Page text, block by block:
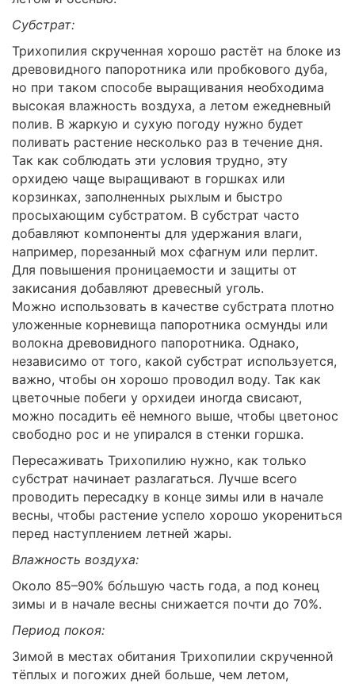
Субстрат:
Трихопилия скрученная хорошо растёт на блоке из
древовидного папоротника или пробкового дуба,
но при таком способе выращивания необходима
высокая влажность воздуха, а летом ежедневный
полив. В жаркую и сухую погоду нужно будет
поливать растение несколько раз в течение дня.
Так как соблюдать эти условия трудно, эту
орхидею чаще выращивают в горшках или
корзинках, заполненных рыхлым и быстро
просыхающим субстратом. В субстрат часто
добавляют компоненты для удержания влаги,
например, порезанный мох сфагнум или перлит.
Для повышения проницаемости и защиты от
закисания добавляют древесный уголь.
Можно использовать в качестве субстрата плотно
уложенные корневища папоротника осмунды или
волокна древовидного папоротника. Однако,
независимо от того, какой субстрат используется,
важно, чтобы он хорошо проводил воду. Так как
цветочные побеги у орхидеи иногда свисают,
можно посадить её немного выше, чтобы цветонос
свободно рос и не упирался в стенки горшка.
Пересаживать Трихопилию нужно, как только
субстрат начинает разлагаться. Лучше всего
проводить пересадку в конце зимы или в начале
весны, чтобы растение успело хорошо укорениться
перед наступлением летней жары.
Влажность воздуха:
Около 85–90% бо́льшую часть года, а под конец
зимы и в начале весны снижается почти до 70%.
Период покоя:
Зимой в местах обитания Трихопилии скрученной
тёплых и погожих дней больше, чем летом,